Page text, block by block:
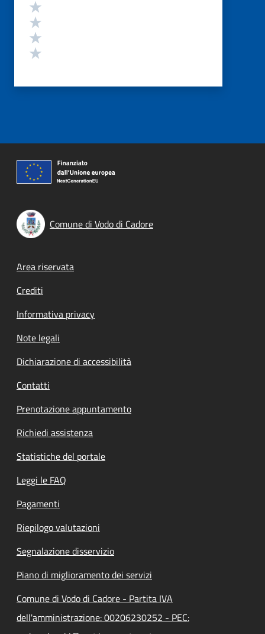
Comune di Vodo di Cadore
Footer menu
Area riservata
Crediti
Informativa privacy
Note legali
Dichiarazione di accessibilità
Contatti
Prenotazione appuntamento
Richiedi assistenza
Statistiche del portale
Leggi le FAQ
Pagamenti
Riepilogo valutazioni
Segnalazione disservizio
Piano di miglioramento dei servizi
Comune di Vodo di Cadore - Partita IVA
dell'amministrazione: 00206230252 - PEC: